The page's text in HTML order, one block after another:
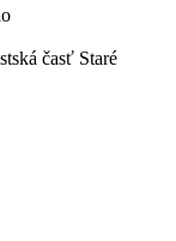
časť Staré